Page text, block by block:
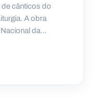
cânticos do
A obra
da...